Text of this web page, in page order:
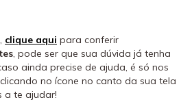
clique aqui para conferir
, pode ser que sua dúvida já tenha
ainda precise de ajuda, é só nos
no ícone no canto da sua tela
a te ajudar!